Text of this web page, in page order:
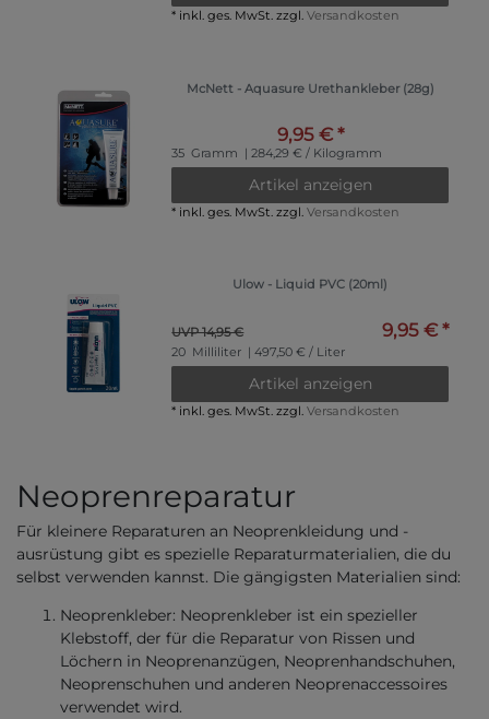
* inkl. ges. MwSt. zzgl.Versandkosten
McNett - Aquasure Urethankleber (28g)
9,95 € *
35 Gramm | 284,29 € / Kilogramm
Artikel anzeigen
* inkl. ges. MwSt. zzgl.Versandkosten
Ulow - Liquid PVC (20ml)
UVP 14,95 € 9,95 € *
20 Milliliter | 497,50 € / Liter
Artikel anzeigen
* inkl. ges. MwSt. zzgl.Versandkosten
Neoprenreparatur
Für kleinere Reparaturen an Neoprenkleidung und -
ausrüstung gibt es spezielle Reparaturmaterialien, die du
selbst verwenden kannst. Die gängigsten Materialien sind:
Neoprenkleber: Neoprenkleber ist ein spezieller
Klebstoff, der für die Reparatur von Rissen und
Löchern in Neoprenanzügen, Neoprenhandschuhen,
Neoprenschuhen und anderen Neoprenaccessoires
verwendet wird.